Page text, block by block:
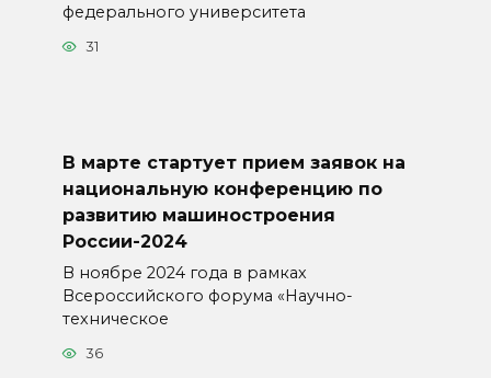
федерального университета
31
В марте стартует прием заявок на
национальную конференцию по
развитию машиностроения
России-2024
В ноябре 2024 года в рамках
Всероссийского форума «Научно-
техническое
36